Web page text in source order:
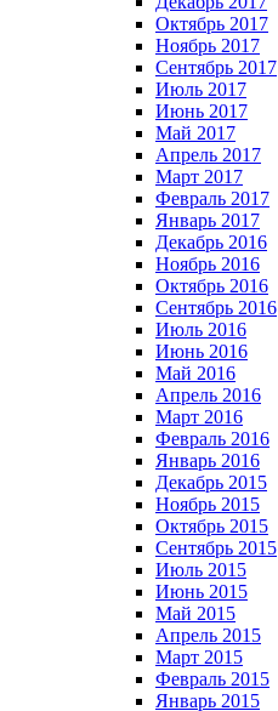
Октябрь 2017
Ноябрь 2017
Сентябрь 2017
Июль 2017
Июнь 2017
Май 2017
Апрель 2017
Март 2017
Февраль 2017
Январь 2017
Декабрь 2016
Ноябрь 2016
Октябрь 2016
Сентябрь 2016
Июль 2016
Июнь 2016
Май 2016
Апрель 2016
Март 2016
Февраль 2016
Январь 2016
Декабрь 2015
Ноябрь 2015
Октябрь 2015
Сентябрь 2015
Июль 2015
Июнь 2015
Май 2015
Апрель 2015
Март 2015
Февраль 2015
Январь 2015